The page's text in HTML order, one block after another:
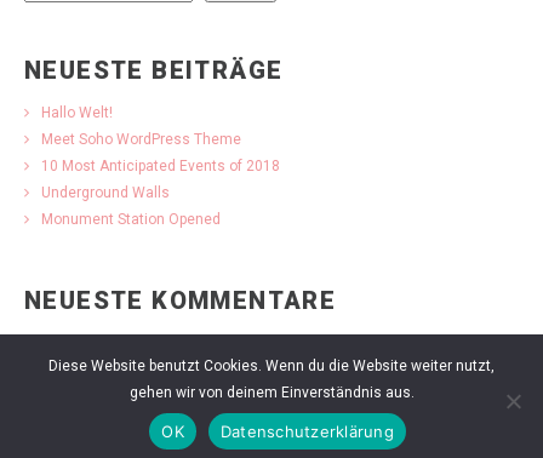
NEUESTE BEITRÄGE
Hallo Welt!
Meet Soho WordPress Theme
10 Most Anticipated Events of 2018
Underground Walls
Monument Station Opened
NEUESTE KOMMENTARE
Copyright © 2023 Mareike Granzow. All Rights Reserved.Impressum & Datenschutz
Diese Website benutzt Cookies. Wenn du die Website weiter nutzt,
gehen wir von deinem Einverständnis aus.
OK Datenschutzerklärung